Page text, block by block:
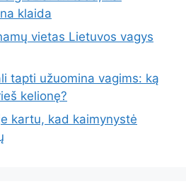
klaida
vietas Lietuvos vagys
tapti užuomina vagims: ką
kelionę?
kartu, kad kaimynystė